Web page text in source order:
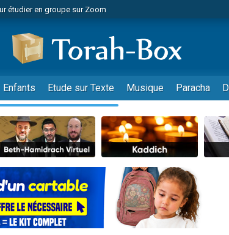
étudier en groupe sur Zoom
nous rejoindre sur WhatsApp
rejoindre sur WhatsApp
de faire un don pour Reloger Rivka, 6 enfants, victime de
de faire un don pour 1 Journée de Vacances Pour les Enfants
demander une bénédiction
nous rejoindre sur WhatsApp
étudier en groupe sur Zoom
rejoindre sur WhatsApp
rejoindre sur WhatsApp
Maasser
Enfants Etude sur Texte Musique Paracha